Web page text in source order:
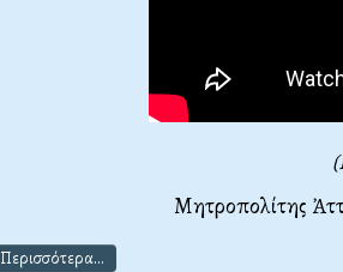
Μητροπολίτης
Περισσότερα...